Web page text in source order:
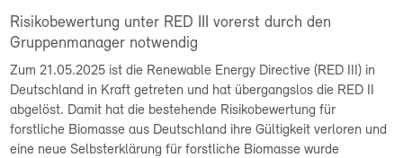
Risikobewertung unter RED III vorerst durch den
Gruppenmanager notwendig
Zum 21.05.2025 ist die Renewable Energy Directive (RED III) in
Deutschland in Kraft getreten und hat übergangslos die RED II
abgelöst. Damit hat die bestehende Risikobewertung für
forstliche Biomasse aus Deutschland ihre Gültigkeit verloren und
eine neue Selbsterklärung für forstliche Biomasse wurde